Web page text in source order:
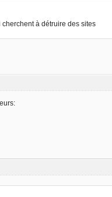
à détruire des sites